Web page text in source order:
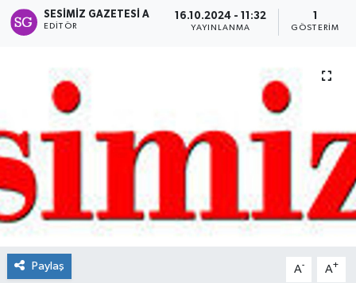
SESIMIZ GAZETESI A
EDITÖR
16.10.2024 - 11:32
YAYINLANMA GÖSTERIM
Paylaş A- A+
Gündem
Magazin
Politika
Spor
Tokat Haberleri
Süper Lig Puan Durumu ve Fikstür
Tüm Manşetler
Son Dakika Haberleri